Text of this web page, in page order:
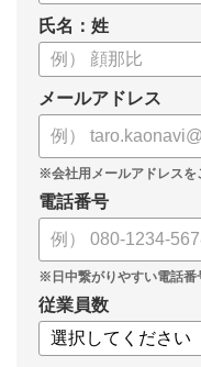
氏名：姓
メールアドレス
電話番号
従業員数